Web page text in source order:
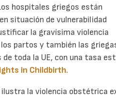
hospitales griegos están
situación de vulnerabilidad
la gravísima violencia
partos y también las
toda la UE, con una tasa
in Childbirth.
ilustra la violencia obstétrica